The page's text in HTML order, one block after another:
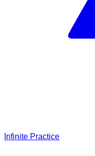
Infinite Practice